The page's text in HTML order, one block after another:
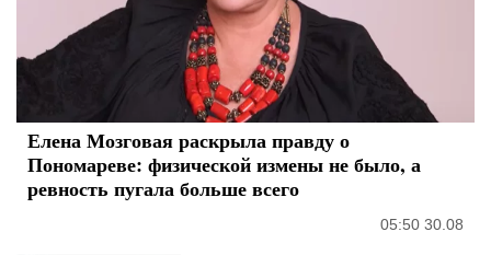
Елена Мозговая раскрыла правду о
Пономареве: физической измены не было, а
ревность пугала больше всего
05:50 30.08